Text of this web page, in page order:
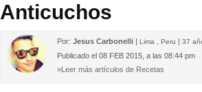
Anticuchos
Por:Jesus Carbonelli |Lima , Peru |37
Publicado el08 FEB 2015, a las 08:44 pm
»Leer más artículos de Recetas